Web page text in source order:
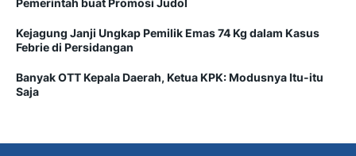
Pemerintah buat Promosi Judol
Kejagung Janji Ungkap Pemilik Emas 74 Kg dalam Kasus
Febrie di Persidangan
Banyak OTT Kepala Daerah, Ketua KPK: Modusnya Itu-itu
Saja